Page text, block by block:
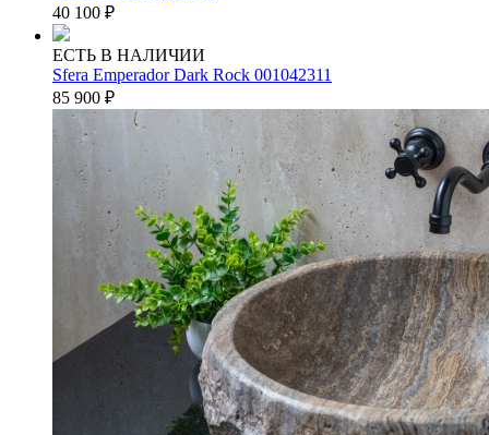
40 100 ₽
ЕСТЬ В НАЛИЧИИ
Sfera Emperador Dark Rock 001042311
85 900 ₽